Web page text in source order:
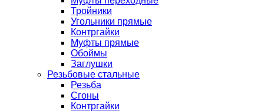
Тройники
Угольники прямые
Контргайки
Муфты прямые
Обоймы
Заглушки
Резьбовые стальные
Резьба
Сгоны
Контргайки